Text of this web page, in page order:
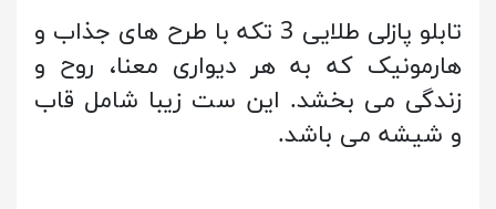
تابلو پازلی طلایی 3 تکه با طرح های جذاب و
هارمونیک که به هر دیواری معنا، روح و
زندگی می بخشد. این ست زیبا شامل قاب
و شیشه می باشد.